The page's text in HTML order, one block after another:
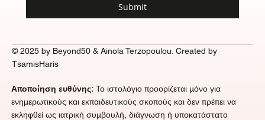
Submit
Αποποίηση ευθύνης:Το ιστολόγιο προορίζεται μόνο για
ενημερωτικούς και εκπαιδευτικούς σκοπούς και δεν πρέπει να
εκληφθεί ως ιατρική συμβουλή, διάγνωση ή υποκατάστατο
© 2025 by Beyond50 & Ainola Terzopoulou. Created by
TsamisHaris